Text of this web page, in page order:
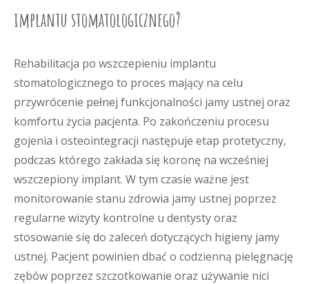
implantu stomatologicznego?
Rehabilitacja po wszczepieniu implantu
stomatologicznego to proces mający na celu
przywrócenie pełnej funkcjonalności jamy ustnej oraz
komfortu życia pacjenta. Po zakończeniu procesu
gojenia i osteointegracji następuje etap protetyczny,
podczas którego zakłada się koronę na wcześniej
wszczepiony implant. W tym czasie ważne jest
monitorowanie stanu zdrowia jamy ustnej poprzez
regularne wizyty kontrolne u dentysty oraz
stosowanie się do zaleceń dotyczących higieny jamy
ustnej. Pacjent powinien dbać o codzienną pielęgnację
zębów poprzez szczotkowanie oraz używanie nici